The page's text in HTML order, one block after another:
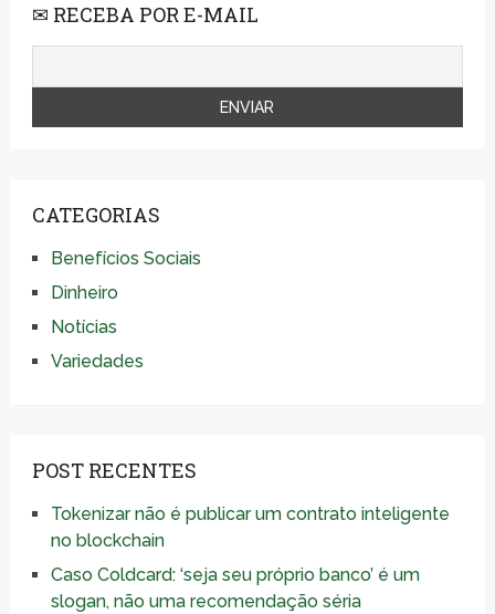
✉ RECEBA POR E-MAIL
CATEGORIAS
Benefícios Sociais
Dinheiro
Notícias
Variedades
POST RECENTES
Tokenizar não é publicar um contrato inteligente
no blockchain
Caso Coldcard: ‘seja seu próprio banco’ é um
slogan, não uma recomendação séria